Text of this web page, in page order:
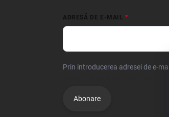
ADRESĂ DE E-MAIL
Prin introducerea adresei de e-
Abonare